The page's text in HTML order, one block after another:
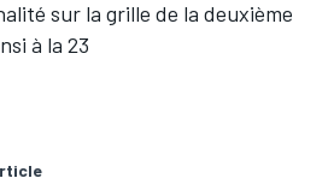
sur la grille de la deuxième
à la 23